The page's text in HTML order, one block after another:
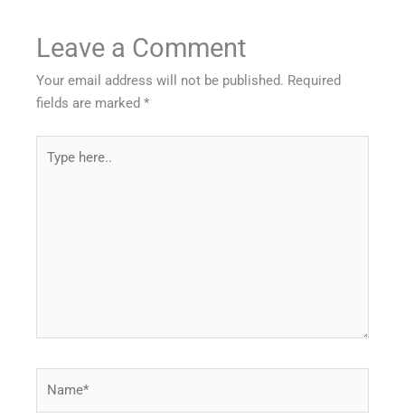
Leave a Comment
Your email address will not be published. Required
fields are marked*
here..